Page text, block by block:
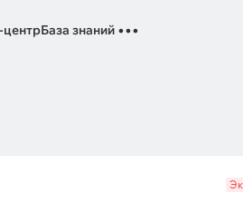
центрБаза знаний ...